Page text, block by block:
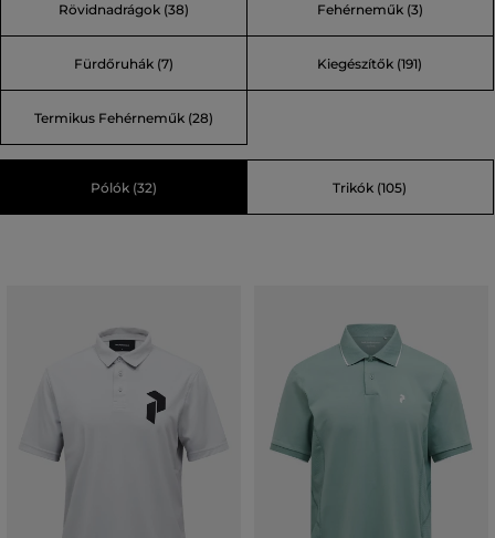
(74)
Rövidnadrágok (38) Fehérneműk (3)
Fürdőruhák (7) Kiegészítők (191)
Termikus Fehérneműk (28)
Pólók (32) Trikók (105)